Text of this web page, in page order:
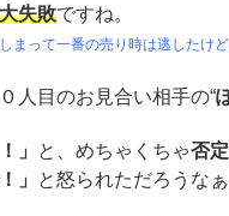
大失敗ですね。
って一番の売り時は逃したけど
人目のお見合い相手の“
」 と、めちゃくちゃ否定
」 と怒られただろうなぁ